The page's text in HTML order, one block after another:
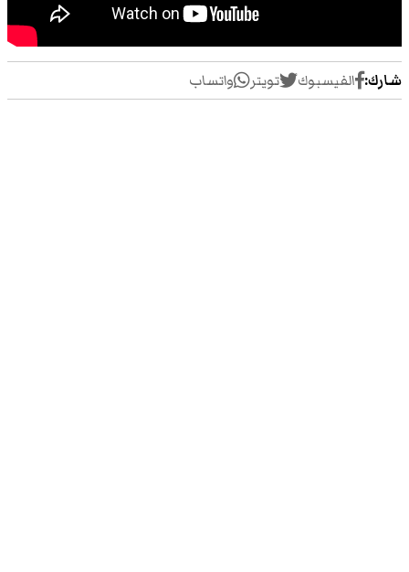
شارك: الفيسبوك تويتر واتساب